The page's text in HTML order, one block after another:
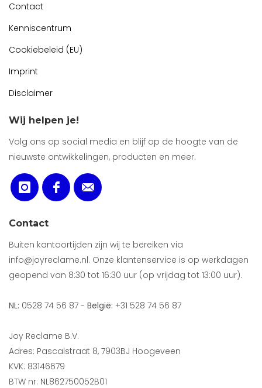
Contact
Kenniscentrum
Cookiebeleid (EU)
Imprint
Disclaimer
Wij helpen je!
Volg ons op social media en blijf op de hoogte van de
nieuwste ontwikkelingen, producten en meer.
Contact
Buiten kantoortijden zijn wij te bereiken via
info@joyreclame.nl. Onze klantenservice is op werkdagen
geopend van 8:30 tot 16:30 uur (op vrijdag tot 13:00 uur).
NL: 0528 74 56 87 - België: +31 528 74 56 87
Joy Reclame B.V.
Adres: Pascalstraat 8, 7903BJ Hoogeveen
KVK: 83146679
BTW nr: NL862750052B01